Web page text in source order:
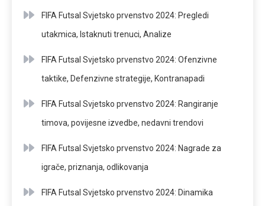
FIFA Futsal Svjetsko prvenstvo 2024: Pregledi
utakmica, Istaknuti trenuci, Analize
FIFA Futsal Svjetsko prvenstvo 2024: Ofenzivne
taktike, Defenzivne strategije, Kontranapadi
FIFA Futsal Svjetsko prvenstvo 2024: Rangiranje
timova, povijesne izvedbe, nedavni trendovi
FIFA Futsal Svjetsko prvenstvo 2024: Nagrade za
igrače, priznanja, odlikovanja
FIFA Futsal Svjetsko prvenstvo 2024: Dinamika